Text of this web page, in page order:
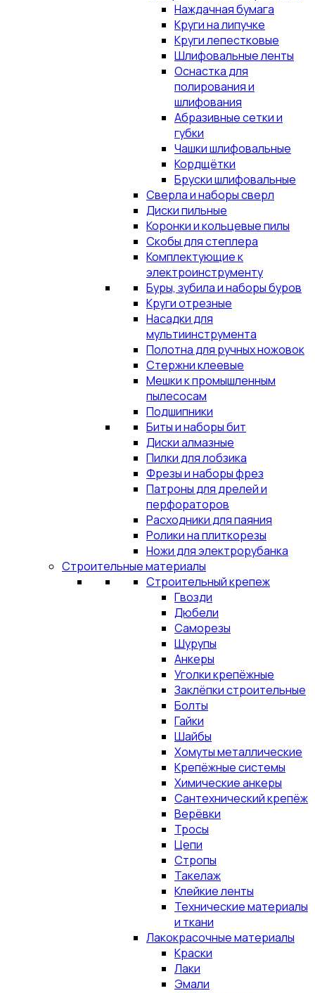
Наждачная бумага
Круги на липучке
Круги лепестковые
Шлифовальные ленты
Оснастка для
полирования и
шлифования
Абразивные сетки и
губки
Чашки шлифовальные
Кордщётки
Бруски шлифовальные
Сверла и наборы сверл
Диски пильные
Коронки и кольцевые пилы
Скобы для степлера
Комплектующие к
электроинструменту
Буры, зубила и наборы буров
Круги отрезные
Насадки для
мультиинструмента
Полотна для ручных ножовок
Стержни клеевые
Мешки к промышленным
пылесосам
Подшипники
Биты и наборы бит
Диски алмазные
Пилки для лобзика
Фрезы и наборы фрез
Патроны для дрелей и
перфораторов
Расходники для паяния
Ролики на плиткорезы
Ножи для электрорубанка
Строительные материалы
Строительный крепеж
Гвозди
Дюбели
Саморезы
Шурупы
Анкеры
Уголки крепёжные
Заклёпки строительные
Болты
Гайки
Шайбы
Хомуты металлические
Крепёжные системы
Химические анкеры
Сантехнический крепёж
Верёвки
Тросы
Цепи
Стропы
Такелаж
Клейкие ленты
Технические материалы
и ткани
Лакокрасочные материалы
Краски
Лаки
Эмали